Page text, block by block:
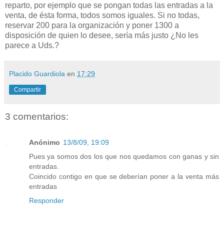
reparto, por ejemplo que se pongan todas las entradas a la
venta, de ésta forma, todos somos iguales. Si no todas,
reservar 200 para la organización y poner 1300 a
disposición de quien lo desee, sería más justo ¿No les
parece a Uds.?
Placido Guardiola en 17:29
Compartir
3 comentarios:
Anónimo 13/8/09, 19:09
Pues ya somos dos los que nos quedamos con ganas y sin
entradas.
Coincido contigo en que se deberían poner a la venta más
entradas
Responder